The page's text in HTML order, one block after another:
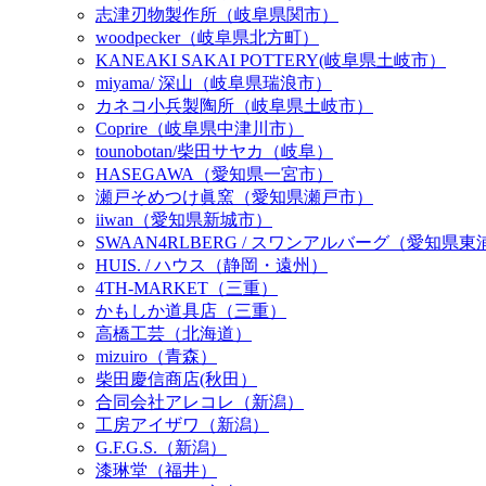
志津刃物製作所（岐阜県関市）
woodpecker（岐阜県北方町）
KANEAKI SAKAI POTTERY(岐阜県土岐市）
miyama/ 深山（岐阜県瑞浪市）
カネコ小兵製陶所（岐阜県土岐市）
Coprire（岐阜県中津川市）
tounobotan/柴田サヤカ（岐阜）
HASEGAWA（愛知県一宮市）
瀬戸そめつけ眞窯（愛知県瀬戸市）
iiwan（愛知県新城市）
SWAAN4RLBERG / スワンアルバーグ（愛知県東
HUIS. / ハウス（静岡・遠州）
4TH-MARKET（三重）
かもしか道具店（三重）
高橋工芸（北海道）
mizuiro（青森）
柴田慶信商店(秋田）
合同会社アレコレ（新潟）
工房アイザワ（新潟）
G.F.G.S.（新潟）
漆琳堂（福井）